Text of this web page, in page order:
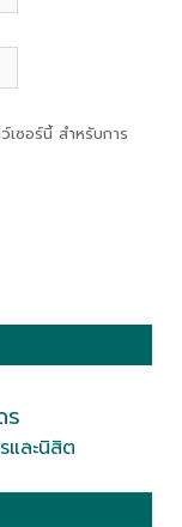
เซอร์นี้ สำหรับการ
ร
และนิสิต